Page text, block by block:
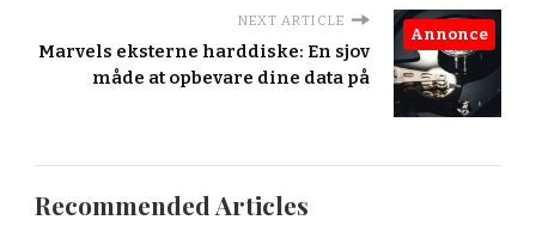
NEXT ARTICLE
Marvels eksterne harddiske: En sjov
måde at opbevare dine data på
Annonce
Recommended Articles